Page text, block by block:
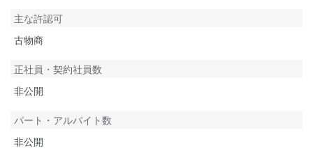
主な許認可
古物商
正社員・契約社員数
非公開
パート・アルバイト数
非公開